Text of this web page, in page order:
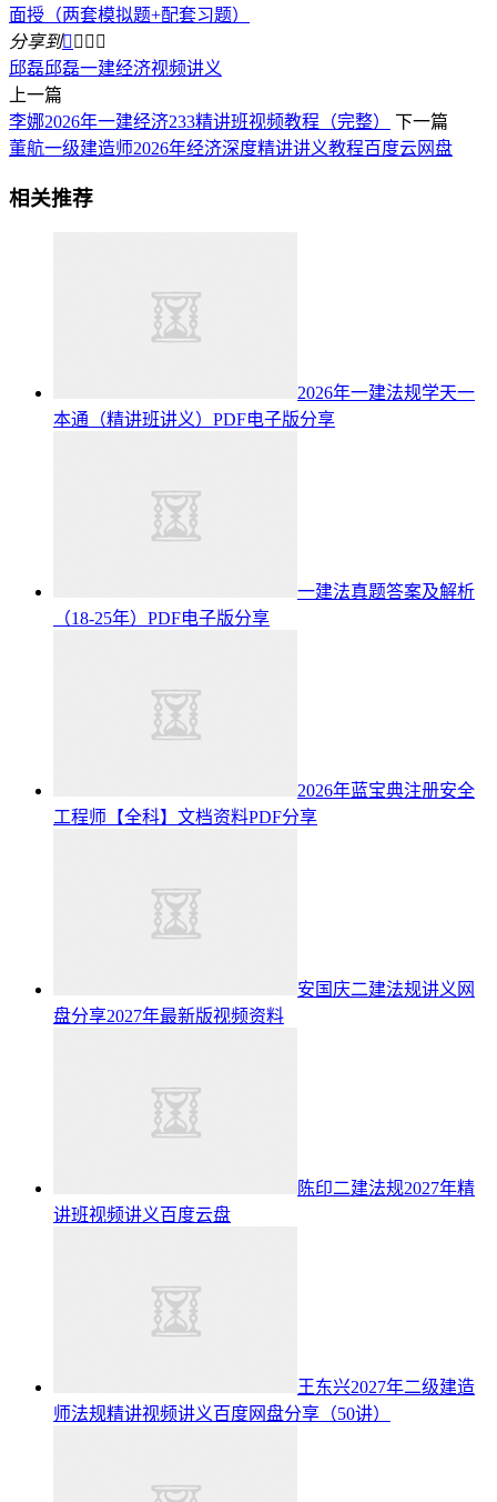
面授（两套模拟题+配套习题）
分享到   
邱磊邱磊一建经济视频讲义
上一篇
李娜2026年一建经济233精讲班视频教程（完整）
下一篇
董航一级建造师2026年经济深度精讲讲义教程百度云网盘
相关推荐
2026年一建法规学天一
本通（精讲班讲义）PDF电子版分享
一建法真题答案及解析
（18-25年）PDF电子版分享
2026年蓝宝典注册安全
工程师【全科】文档资料PDF分享
安国庆二建法规讲义网
盘分享2027年最新版视频资料
陈印二建法规2027年精
讲班视频讲义百度云盘
王东兴2027年二级建造
师法规精讲视频讲义百度网盘分享（50讲）